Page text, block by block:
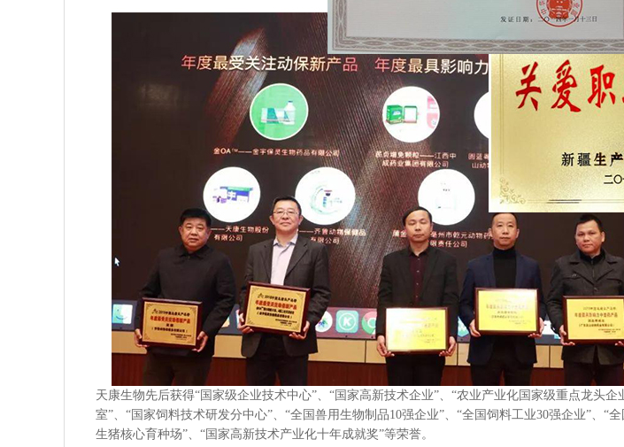
天康生物先后获得“国家级企业技术中心”、“国家高新技术企业”、“农业产业化国家级重点龙头企
室”、“国家饲料技术研发分中心”、“全国兽用生物制品10强企业”、“全国饲料工业30强企业”、“
生猪核心育种场”、“国家高新技术产业化十年成就奖”等荣誉。